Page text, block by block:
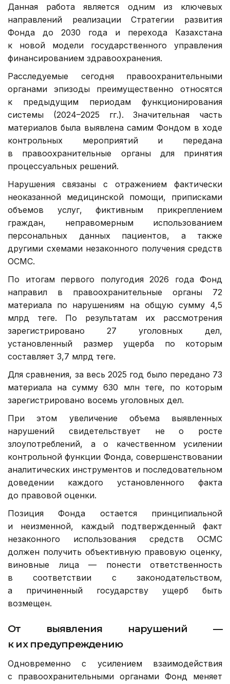
Данная работа является одним из ключевых
направлений реализации Стратегии развития
Фонда до 2030 года и перехода Казахстана
к новой модели государственного управления
финансированием здравоохранения.
Расследуемые сегодня правоохранительными
органами эпизоды преимущественно относятся
к предыдущим периодам функционирования
системы (2024–2025 гг.). Значительная часть
материалов была выявлена самим Фондом в ходе
контрольных мероприятий и передана
в правоохранительные органы для принятия
процессуальных решений.
Нарушения связаны с отражением фактически
неоказанной медицинской помощи, приписками
объемов услуг, фиктивным прикреплением
граждан, неправомерным использованием
персональных данных пациентов, а также
другими схемами незаконного получения средств
ОСМС.
По итогам первого полугодия 2026 года Фонд
направил в правоохранительные органы 72
материала по нарушениям на общую сумму 4,5
млрд теңге. По результатам их рассмотрения
зарегистрировано 27 уголовных дел,
установленный размер ущерба по которым
составляет 3,7 млрд теңге.
Для сравнения, за весь 2025 год было передано 73
материала на сумму 630 млн теңге, по которым
зарегистрировано восемь уголовных дел.
При этом увеличение объема выявленных
нарушений свидетельствует не о росте
злоупотреблений, а о качественном усилении
контрольной функции Фонда, совершенствовании
аналитических инструментов и последовательном
доведении каждого установленного факта
до правовой оценки.
Позиция Фонда остается принципиальной
и неизменной, каждый подтвержденный факт
незаконного использования средств ОСМС
должен получить объективную правовую оценку,
виновные лица — понести ответственность
в соответствии с законодательством,
а причиненный государству ущерб быть
возмещен.
От выявления нарушений —
к их предупреждению
Одновременно с усилением взаимодействия
с правоохранительными органами Фонд меняет